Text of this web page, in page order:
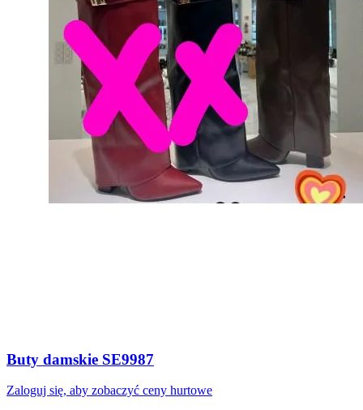
Buty damskie SE9987
Zaloguj się, aby zobaczyć ceny hurtowe